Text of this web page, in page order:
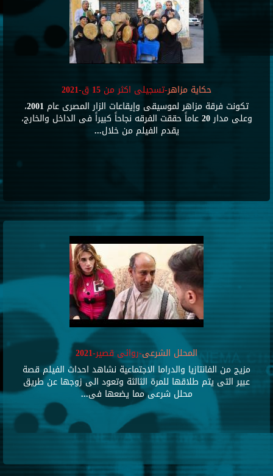
حكاية مزاهر-تسجيلى اكثر من 15 ق-2021
تكونت فرقة مزاهر لموسيقى وإيقاعات الزار المصرى عام 2001،
وعلى مدار 20 عاماً حققت الفرقه نجاحاً كبيراً فى الداخل والخارج،
يقدم الفيلم من خلال...
المحلل الشرعى-روائى قصير-2021
مزيج من الفانتازيا والدراما الاجتماعية نشاهد احداث الفيلم قصة
عبير التى يتم طلاقها للمرة الثالثة وتعود الى زوجها عن طريق
محلل شرعى مما يضعها فى...